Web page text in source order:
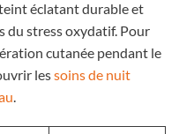
éclatant durable et
du stress oxydatif. Pour
cutanée pendant le
lessoins de nuit
.